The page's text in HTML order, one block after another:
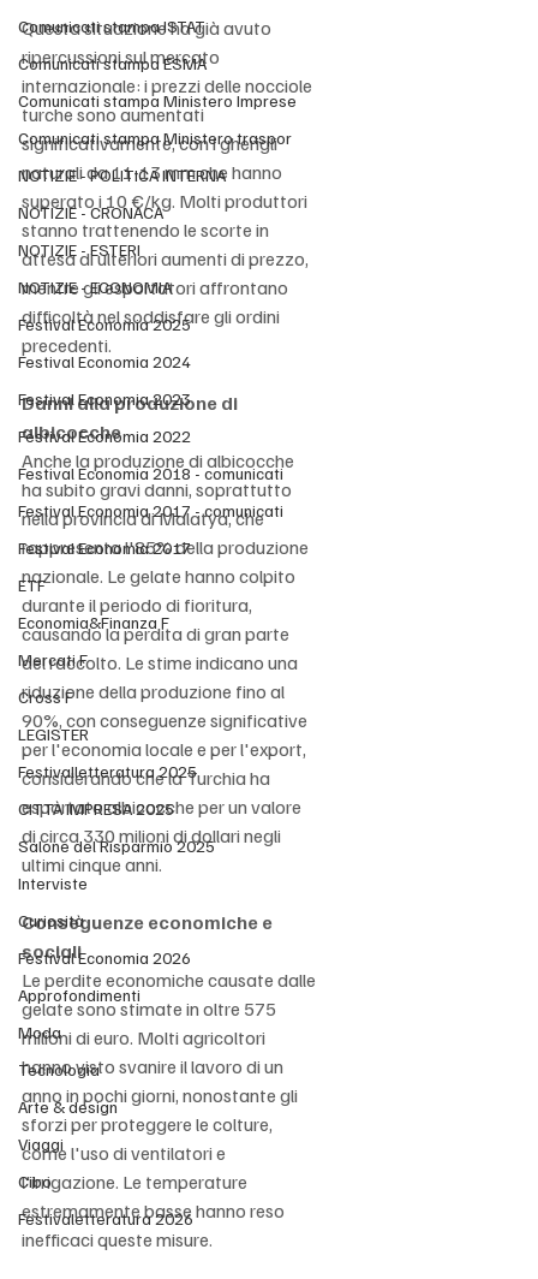
Comunicati stampa ISTAT
Comunicati stampa ESMA
Comunicati stampa Ministero Imprese
Comunicati stampa Ministero traspor
NOTIZIE - POLITICA INTERNA
NOTIZIE - CRONACA
NOTIZIE - ESTERI
NOTIZIE - ECONOMIA
Festival Economia 2025
Festival Economia 2024
Festival Economia 2023
Festival Economia 2022
Festival Economia 2018 - comunicati
Festival Economia 2017 - comunicati
Festival Economia 2017
ETF
Economia&Finanza F
Mercati F
Cross F
LEGISTER
Festivalletteratura 2025
CITTÀ IMPRESA 2025
Salone del Risparmio 2025
Interviste
Curiosità
Festival Economia 2026
Approfondimenti
Moda
Tecnologia
Arte & design
Viaggi
Cibo
Festivaletteratura 2026
Questa situazione ha già avuto
ripercussioni sul mercato
internazionale: i prezzi delle nocciole
turche sono aumentati
significativamente, con i gherigli
naturali da 11-13 mm che hanno
superato i 10 €/kg. Molti produttori
stanno trattenendo le scorte in
attesa di ulteriori aumenti di prezzo,
mentre gli esportatori affrontano
difficoltà nel soddisfare gli ordini
precedenti.
Danni alla produzione di
albicocche
Anche la produzione di albicocche
ha subito gravi danni, soprattutto
nella provincia di Malatya, che
rappresenta l'85% della produzione
nazionale. Le gelate hanno colpito
durante il periodo di fioritura,
causando la perdita di gran parte
del raccolto. Le stime indicano una
riduzione della produzione fino al
90%, con conseguenze significative
per l'economia locale e per l'export,
considerando che la Turchia ha
esportato albicocche per un valore
di circa 330 milioni di dollari negli
ultimi cinque anni.
Conseguenze economiche e
sociali
Le perdite economiche causate dalle
gelate sono stimate in oltre 575
milioni di euro. Molti agricoltori
hanno visto svanire il lavoro di un
anno in pochi giorni, nonostante gli
sforzi per proteggere le colture,
come l'uso di ventilatori e
l'irrigazione. Le temperature
estremamente basse hanno reso
inefficaci queste misure.